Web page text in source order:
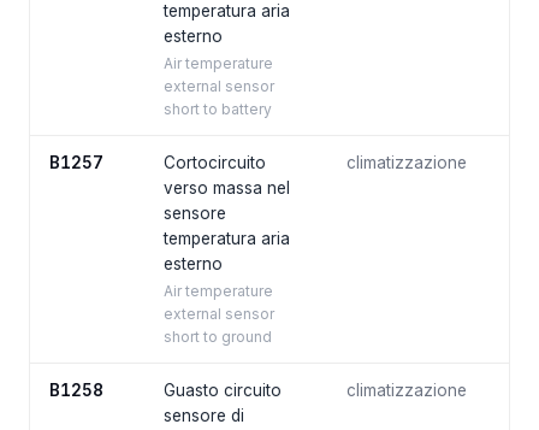
temperatura aria
esterno
Air temperature
external sensor
short to battery
B1257
Cortocircuito
verso massa nel
sensore
temperatura aria
esterno
Air temperature
external sensor
short to ground
climatizzazione
B1258
Guasto circuito
sensore di
climatizzazione